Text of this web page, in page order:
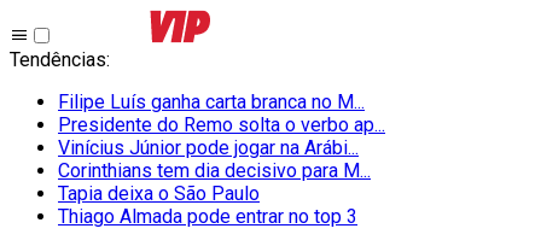
Tendências:
Filipe Luís ganha carta branca no M...
Presidente do Remo solta o verbo ap...
Vinícius Júnior pode jogar na Arábi...
Corinthians tem dia decisivo para M...
Tapia deixa o São Paulo
Thiago Almada pode entrar no top 3